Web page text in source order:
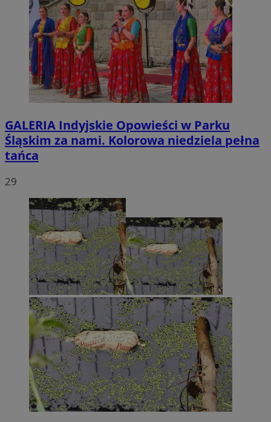
GALERIA Indyjskie Opowieści w Parku
Śląskim za nami. Kolorowa niedziela pełna
tańca
29